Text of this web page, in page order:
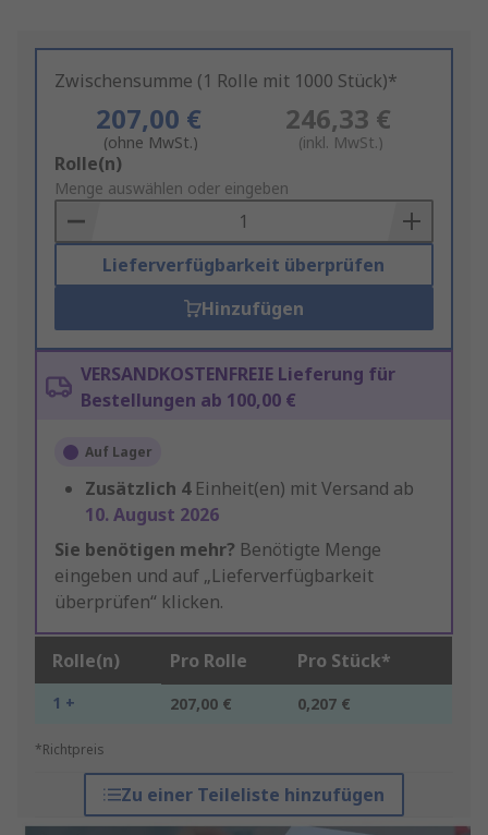
Zwischensumme (1 Rolle mit 1000 Stück)*
207,00 €
(ohne MwSt.)
246,33 €
(inkl. MwSt.)
Add
to
Basket
Rolle(n)
Menge auswählen oder eingeben
Lieferverfügbarkeit überprüfen
Hinzufügen
VERSANDKOSTENFREIE Lieferung für
Bestellungen ab 100,00 €
Auf Lager
Zusätzlich 4 Einheit(en) mit Versand ab
10. August 2026
Sie benötigen mehr? Benötigte Menge
eingeben und auf „Lieferverfügbarkeit
überprüfen“ klicken.
Rolle(n) Pro Rolle Pro Stück*
1 + 207,00 € 0,207 €
*Richtpreis
Zu einer Teileliste hinzufügen